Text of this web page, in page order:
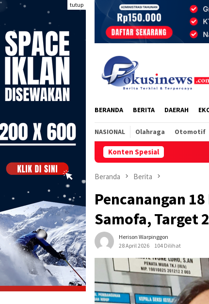
Loncat
konten
tutup
BERANDA BERITA DAERAH
NASIONAL Olahraga Otomotif
Konten SpesialSOAK Laporkan
Beranda Berita
Pencanangan
Samofa, Target
Herison Warpinggon
28 April 2026
104 Dilihat